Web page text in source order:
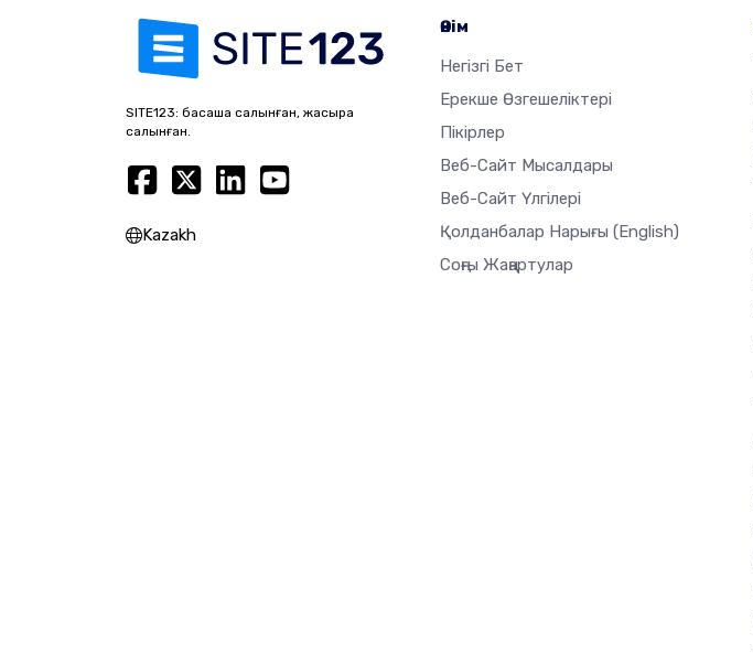
SITE123: басқаша салынған, жақсырақ
салынған.
Kazakh
Өнім
Негізгі Бет
Ерекше Өзгешеліктері
Пікірлер
Веб-Сайт Мысалдары
Веб-Сайт Үлгілері
Қолданбалар Нарығы (English)
Соңғы Жаңартулар